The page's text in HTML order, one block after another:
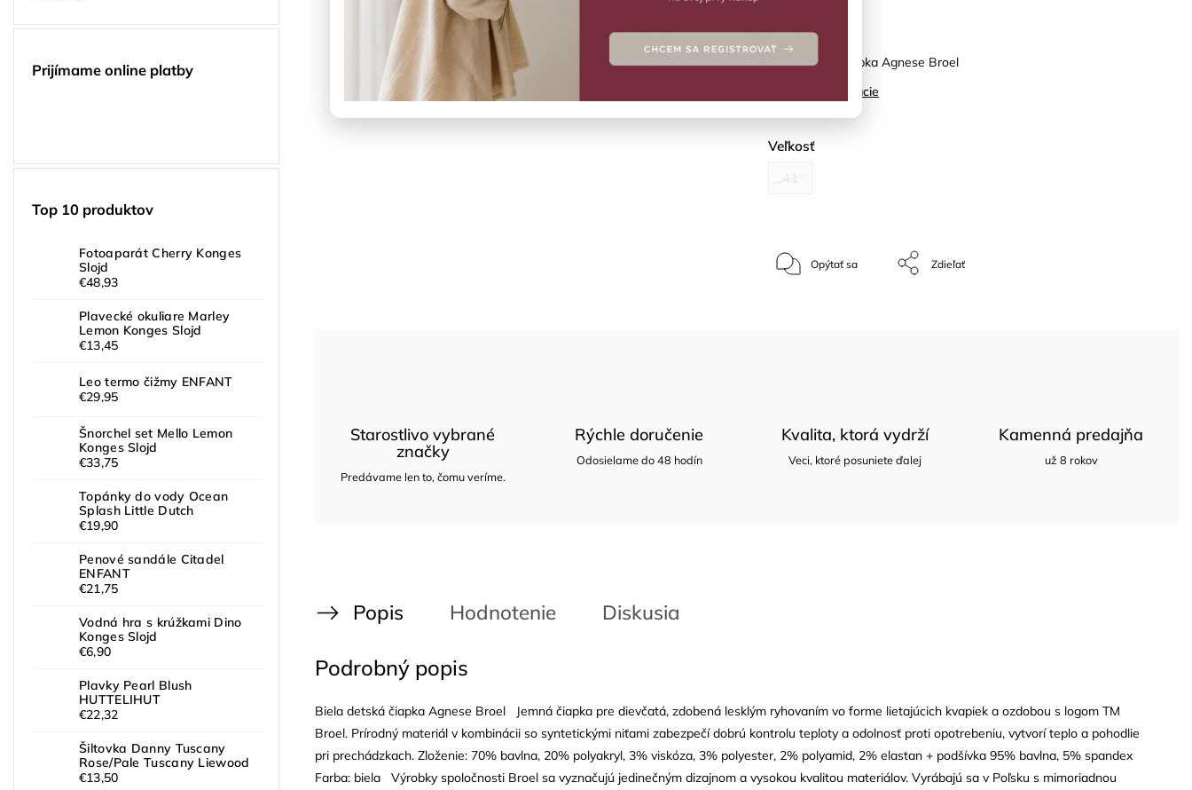
Prijímame online platby
Top 10 produktov
Fotoaparát Cherry Konges
Slojd
€48,93
Plavecké okuliare Marley
Lemon Konges Slojd
€13,45
Leo termo čižmy ENFANT
€29,95
Šnorchel set Mello Lemon
Konges Slojd
€33,75
Topánky do vody Ocean
Splash Little Dutch
€19,90
Penové sandále Citadel
ENFANT
€21,75
Vodná hra s krúžkami Dino
Konges Slojd
€6,90
Plavky Pearl Blush
HUTTELIHUT
€22,32
Šiltovka Danny Tuscany
Rose/Pale Tuscany Liewood
€13,50
Biela detská čiapka Agnese Broel
Detailné informácie
Veľkosť
Opýtať sa Zdieľať
Starostlivo vybrané
značky
Predávame len to, čomu veríme.
Rýchle doručenie
Odosielame do 48 hodín
Kvalita, ktorá vydrží
Veci, ktoré posuniete ďalej
Kamenná predajňa
už 8 rokov
Popis Hodnotenie Diskusia
Podrobný popis
Biela detská čiapka Agnese Broel Jemná čiapka pre dievčatá, zdobená lesklým ryhovaním vo forme lietajúcich kvapiek a ozdobou s logom TM
Broel. Prírodný materiál v kombinácii so syntetickými niťami zabezpečí dobrú kontrolu teploty a odolnosť proti opotrebeniu, vytvorí teplo a pohodlie
pri prechádzkach. Zloženie: 70% bavlna, 20% polyakryl, 3% viskóza, 3% polyester, 2% polyamid, 2% elastan + podšívka 95% bavlna, 5% spandex
Farba: biela Výrobky spoločnosti Broel sa vyznačujú jedinečným dizajnom a vysokou kvalitou materiálov. Vyrábajú sa v Poľsku s mimoriadnou